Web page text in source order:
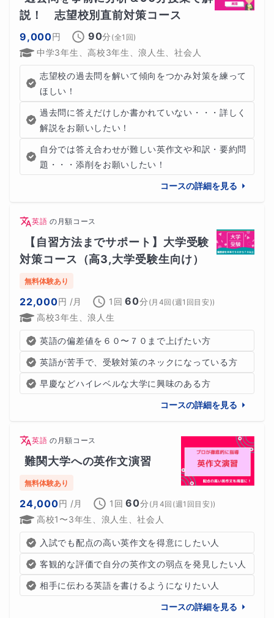
説！　志望校別直前対策コース
9,000円 90分 (全1 回)
中学3年生、高校3年生、浪人生、社会人
志望校の過去問を解いて傾向をつかみ対策を練って
ほしい！
過去問に答えだけしか書かれていない・・・詳しく
解説をお願いしたい！
自分では答え合わせが難しい英作文や和訳・要約問
題・・・添削をお願いしたい！
コースの詳細を見る
英語 の 月額コース
【自習方法までサポート】大学受験
対策コース（高3,大学受験生向け）
無料体験あり
22,000円 /月 1回 60分 (月4回(週1回目安))
高校3年生、浪人生
英語の偏差値を６０〜７０まで上げたい方
英語が苦手で、受験対策のネックになっている方
早慶などハイレベルな大学に興味のある方
コースの詳細を見る
英語 の 月額コース
難関大学への英作文演習
無料体験あり
24,000円 /月 1回 60分 (月4回(週1回目安))
高校1〜3年生、浪人生、社会人
入試でも配点の高い英作文を得意にしたい人
客観的な評価で自分の英作文の弱点を発見したい人
相手に伝わる英語を書けるようになりたい人
コースの詳細を見る